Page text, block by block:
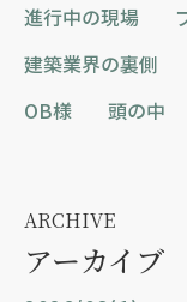
進行中の現場
建築業界の裏側
OB様
頭の中
ARCHIVE
アーカイブ